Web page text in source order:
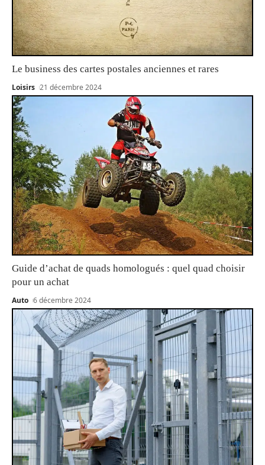
Le business des cartes postales anciennes et rares
Loisirs 21 décembre 2024
Guide d’achat de quads homologués : quel quad choisir
pour un achat
Auto 6 décembre 2024